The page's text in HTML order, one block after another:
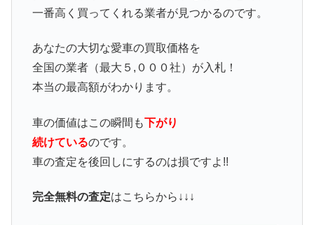
一番高く買ってくれる業者が見つかるのです。
あなたの大切な愛車の買取価格を
全国の業者（最大５,０００社）が入札！
本当の最高額がわかります。
車の価値はこの瞬間も下がり
続けているのです。
車の査定を後回しにするのは損ですよ!!
完全無料の査定はこちらから↓↓↓